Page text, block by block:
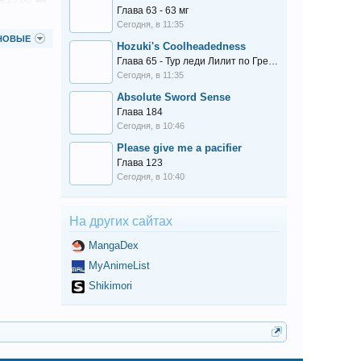
15:00
Глава 63 - 63 мг
Сегодня, в 11:35
Hozuki's Coolheadedness
Глава 65 - Тур леди Лилит по Греции
Сегодня, в 11:35
Absolute Sword Sense
Глава 184
Сегодня, в 10:46
Please give me a pacifier
Глава 123
Сегодня, в 10:40
На других сайтах
MangaDex
MyAnimeList
Shikimori